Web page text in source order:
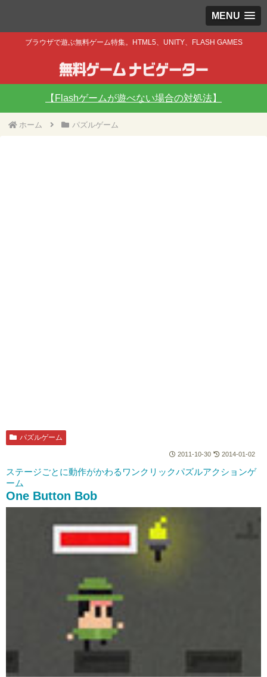
MENU
ブラウザで遊ぶ無料ゲーム特集。HTML5、UNITY、FLASH GAMES
【Flashゲームが遊べない場合の対処法】
ホーム パズルゲーム
パズルゲーム
2011-10-30 2014-01-02
ステージごとに動作がかわるワンクリックパズルアクションゲ
ーム
One Button Bob